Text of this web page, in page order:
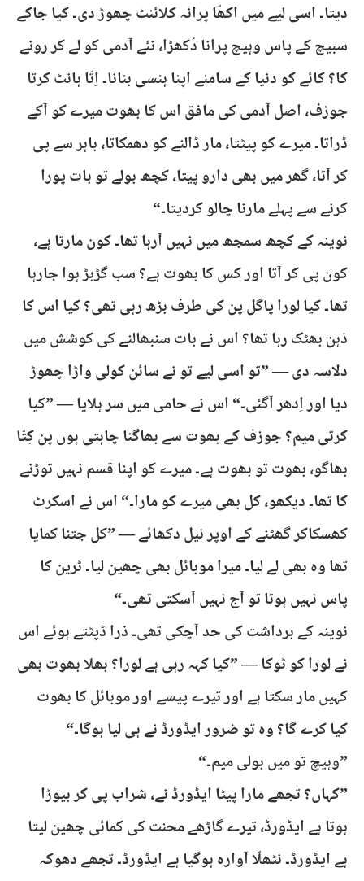
دیتا۔ اسی لیے میں اکھّا پرانہ کلائنٹ چھوڑ دی۔ کیا جاکے
سبیچ کے پاس وہیچ پرانا دُکھڑا، نئے آدمی کو لے کر رونے
کا؟ کائے کو دنیا کے سامنے اپنا ہنسی بنانا۔ اِتّا ہانٹ کرتا
جوزف، اصل آدمی کی مافق اس کا بھوت میرے کو آکے
ڈراتا۔ میرے کو پیٹتا، مار ڈالنے کو دھمکاتا، باہر سے پی
کر آتا، گھر میں بھی دارو پیتا، کچھ بولے تو بات پورا
کرنے سے پہلے مارنا چالو کردیتا۔“
نوینہ کے کچھ سمجھ میں نہیں آرہا تھا۔ کون مارتا ہے،
کون پی کر آتا اور کس کا بھوت ہے؟ سب گڑبڑ ہوا جارہا
تھا۔ کیا لورا پاگل پن کی طرف بڑھ رہی تھی؟ کیا اس کا
ذہن بھٹک رہا تھا؟ اس نے بات سنبھالنے کی کوشش میں
دلاسہ دی — ”تو اسی لیے تو نے سائن کولی واڑا چھوڑ
دیا اور اِدھر آگئی۔“ اس نے حامی میں سر ہلایا — ”کیا
کرتی میم؟ جوزف کے بھوت سے بھاگنا چاہتی ہوں پن کِتّا
بھاگو، بھوت تو بھوت ہے۔ میرے کو اپنا قسم نہیں توڑنے
کا تھا۔ دیکھو، کل بھی میرے کو مارا۔“ اس نے اسکرٹ
کھسکاکر گھٹنے کے اوپر نیل دکھائے — ”کل جتنا کمایا
تھا وہ بھی لے لیا۔ میرا موبائل بھی چھین لیا۔ ٹرین کا
پاس نہیں ہوتا تو آج نہیں آسکتی تھی۔“
نوینہ کے برداشت کی حد آچکی تھی۔ ذرا ڈپٹتے ہوئے اس
نے لورا کو ٹوکا — ”کیا کہہ رہی ہے لورا؟ بھلا بھوت بھی
کہیں مار سکتا ہے اور تیرے پیسے اور موبائل کا بھوت
کیا کرے گا؟ وہ تو ضرور ایڈورڈ نے ہی لیا ہوگا۔“
”وہیچ تو میں بولی میم۔“
”کہاں؟ تجھے مارا پیٹا ایڈورڈ نے، شراب پی کر بیوڑا
ہوتا ہے ایڈورڈ، تیرے گاڑھے محنت کی کمائی چھین لیتا
ہے ایڈورڈ۔ نٹھلّا آوارہ ہوگیا ہے ایڈورڈ۔ تجھے دھوکہ